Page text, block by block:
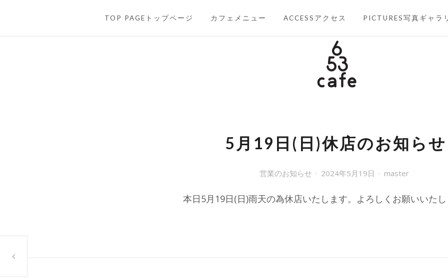
TOP PAGEトップページ カフェメニュー ACCESSアクセス PICTURES写真ギャラ
5月19日(日)休店のお知らせ
営業のお知らせ 2024年5月19日 master
本日5月19日(日)雨天の為休店いたします。よろしくお願いいた
navigation
5月16日(木)休店のお知らせ